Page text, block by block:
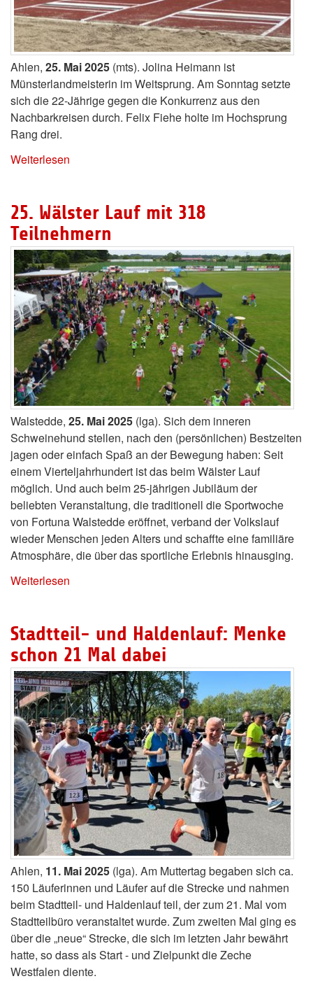
Ahlen, 25. Mai 2025 (mts). Jolina Heimann ist
Münsterlandmeisterin im Weitsprung. Am Sonntag setzte
sich die 22-Jährige gegen die Konkurrenz aus den
Nachbarkreisen durch. Felix Fiehe holte im Hochsprung
Rang drei.
Weiterlesen
25. Wälster Lauf mit 318
Teilnehmern
Walstedde, 25. Mai 2025 (lga). Sich dem inneren
Schweinehund stellen, nach den (persönlichen) Bestzeiten
jagen oder einfach Spaß an der Bewegung haben: Seit
einem Vierteljahrhundert ist das beim Wälster Lauf
möglich. Und auch beim 25-jährigen Jubiläum der
beliebten Veranstaltung, die traditionell die Sportwoche
von Fortuna Walstedde eröffnet, verband der Volkslauf
wieder Menschen jeden Alters und schaffte eine familiäre
Atmosphäre, die über das sportliche Erlebnis hinausging.
Weiterlesen
Stadtteil- und Haldenlauf: Menke
schon 21 Mal dabei
Ahlen, 11. Mai 2025 (lga). Am Muttertag begaben sich ca.
150 Läuferinnen und Läufer auf die Strecke und nahmen
beim Stadtteil- und Haldenlauf teil, der zum 21. Mal vom
Stadtteilbüro veranstaltet wurde. Zum zweiten Mal ging es
über die „neue“ Strecke, die sich im letzten Jahr bewährt
hatte, so dass als Start - und Zielpunkt die Zeche
Westfalen diente.